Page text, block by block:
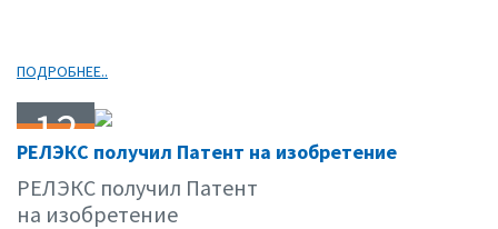
ПОДРОБНЕЕ..
12
05.11
РЕЛЭКС получил Патент на изобретение
РЕЛЭКС получил Патент
на изобретение